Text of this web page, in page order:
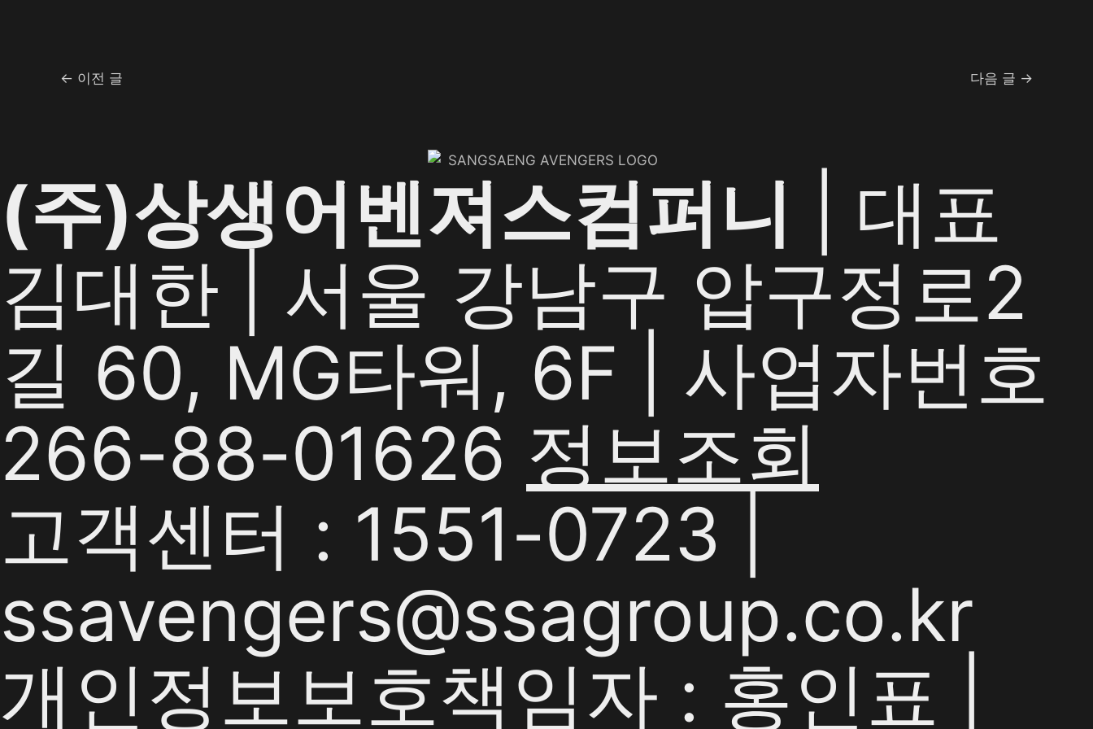
← 이전 글 다음 글 →
(주)상생어벤져스컴퍼니 | 대표
김대한 | 서울 강남구 압구정로2
길 60, MG타워, 6F | 사업자번호
266-88-01626 정보조회
고객센터 : 1551-0723 |
ssavengers@ssagroup.co.kr
개인정보보호책임자 : 홍인표 |